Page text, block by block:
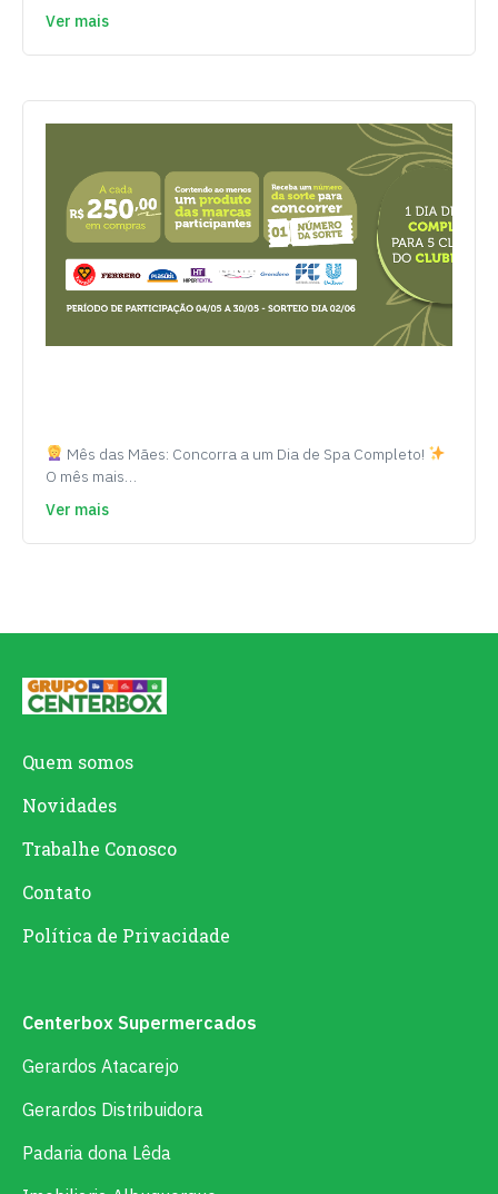
Ver mais
Mês das Mães: Concorra a um Dia de Spa Completo!
O mês mais…
Ver mais
Quem somos
Novidades
Trabalhe Conosco
Contato
Política de Privacidade
Centerbox Supermercados
Gerardos Atacarejo
Gerardos Distribuidora
Padaria dona Lêda